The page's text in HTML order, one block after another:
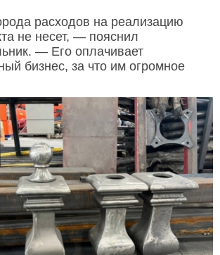
расходов на реализацию
не несет, — пояснил
— Его оплачивает
бизнес, за что им огромное